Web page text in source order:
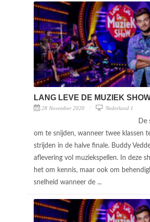
LANG LEVE DE MUZIEK
28 November 2020 Nederland 1
om te snijden, wanneer twee klassen
strijden in de halve finale. Buddy
aflevering vol muziekspellen. In deze
het om kennis, maar ook om
snelheid wanneer de ...